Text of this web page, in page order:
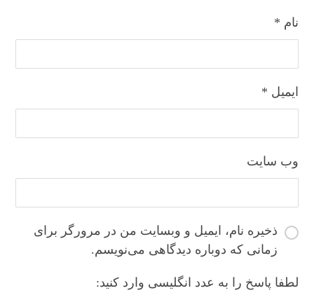
نام *
ایمیل *
وب‌ سایت
ذخیره نام، ایمیل و وبسایت من در مرورگر برای
زمانی که دوباره دیدگاهی می‌نویسم.
لطفا پاسخ را به عدد انگلیسی وارد کنید: